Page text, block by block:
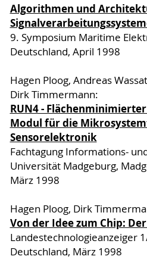
Algorithmen und
9. Symposium Maritime
Deutschland, April 1998
Hagen Ploog, Andreas
Dirk Timmermann:
RUN4 - Flächenminimierter
Modul für die
Sensorelektronik
Fachtagung Informations-
Universität Madgeburg,
März 1998
Hagen Ploog, Dirk
Von der Idee zum Chip:
Landestechnologieanzeiger
Deutschland, März 1998